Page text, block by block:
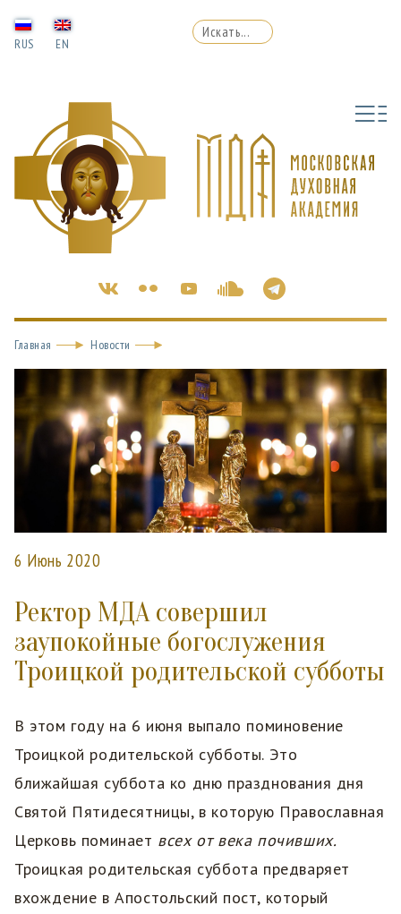
RUS EN
Главная Новости
6 Июнь 2020
Ректор МДА совершил
заупокойные богослужения
Троицкой родительской субботы
В этом году на 6 июня выпало поминовение
Троицкой родительской субботы. Это
ближайшая суббота ко дню празднования дня
Святой Пятидесятницы, в которую Православная
Церковь поминает всех от века почивших.
Троицкая родительская суббота предваряет
вхождение в Апостольский пост, который